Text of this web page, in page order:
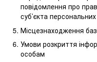
повідомлення про
суб’єкта
Місцезнаходження
Умови розкриття
особам